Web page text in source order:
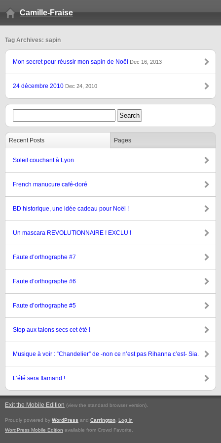
Camille-Fraise
Tag Archives: sapin
Mon secret pour réussir mon sapin de Noël Dec 16, 2013
24 décembre 2010 Dec 24, 2010
Recent Posts Pages
Soleil couchant à Lyon
French manucure café-doré
BD historique, une idée cadeau pour Noël !
Un mascara REVOLUTIONNAIRE ! EXCLU !
Faute d’orthographe #7
Faute d’orthographe #6
Faute d’orthographe #5
Stop aux talons secs cet été !
Musique à voir : “Chandelier” de -non ce n’est pas Rihanna c’est- Sia.
L’été sera flamand !
Exit the Mobile Edition (view the standard browser version).
Proudly powered by WordPress and Carrington
Log in
WordPress Mobile Edition available from Crowd Favorite.